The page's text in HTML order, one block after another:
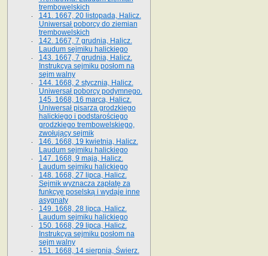
trembowelskich
141. 1667, 20 listopada, Halicz.
Uniwersał poborcy do ziemian
trembowelskich
142. 1667, 7 grudnia, Halicz.
Laudum sejmiku halickiego
143. 1667, 7 grudnia, Halicz.
Instrukcya sejmiku posłom na
sejm walny
144. 1668, 2 stycznia, Halicz.
Uniwersał poborcy podymnego.
145. 1668, 16 marca, Halicz.
Uniwersał pisarza grodzkiego
halickiego i podstarościego
grodzkiego trembowelskiego,
zwołujący sejmik
146. 1668, 19 kwietnia, Halicz.
Laudum sejmiku halickiego
147. 1668, 9 maja, Halicz.
Laudum sejmiku halickiego
148. 1668, 27 lipca, Halicz.
Sejmik wyznacza zapłatę za
funkcyę poselską i wydaje inne
asygnaty
149. 1668, 28 lipca, Halicz.
Laudum sejmiku halickiego
150. 1668, 29 lipca, Halicz.
Instrukcya sejmiku posłom na
sejm walny
151. 1668, 14 sierpnia, Świerz.